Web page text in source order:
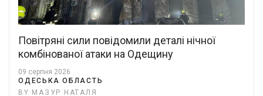
Повітряні сили повідомили деталі нічної
комбінованої атаки на Одещину
09 серпня 2026
ОДЕСЬКА ОБЛАСТЬ
BY МАЗУР НАТАЛЯ